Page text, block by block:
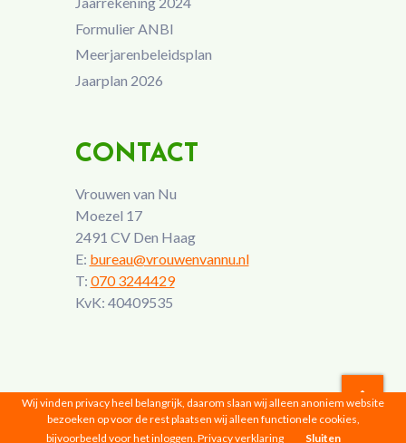
Formulier ANBI
Meerjarenbeleidsplan
Jaarplan 2026
CONTACT
Vrouwen van Nu
Moezel 17
2491 CV Den Haag
E: bureau@vrouwenvannu.nl
T: 070 3244429
KvK: 40409535
Vrouwen van Nu © 2026 |Privacyverklaring
Wij vinden privacy heel belangrijk, daarom slaan wij alleen anoniem website
bezoeken op voor de rest plaatsen wij alleen functionele cookies,
bijvoorbeeld voor het inloggen. Privacy verklaring Sluiten